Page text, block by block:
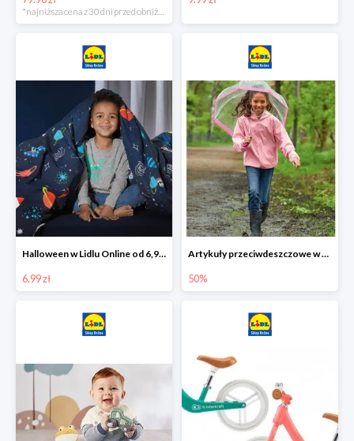
Halloween w Lidlu Online od 6,99 zł
6.99 zł
Artykuły przeciwdeszczowe w Lodilu Online do -50%
50%